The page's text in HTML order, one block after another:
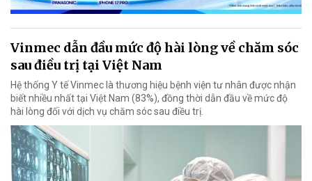
Vinmec dẫn đầu mức độ hài lòng về chăm sóc
sau điều trị tại Việt Nam
Hệ thống Y tế Vinmec là thương hiệu bệnh viện tư nhân được nhận
biết nhiều nhất tại Việt Nam (83%), đồng thời dẫn đầu về mức độ
hài lòng đối với dịch vụ chăm sóc sau điều trị.